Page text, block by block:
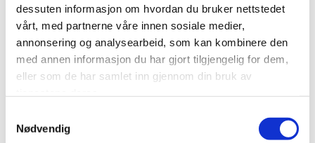
dessuten informasjon om hvordan du bruker nettstedet
vårt, med partnerne våre innen sosiale medier,
annonsering og analysearbeid, som kan kombinere den
med annen informasjon du har gjort tilgjengelig for dem,
eller som de har samlet inn gjennom din bruk av
Nødvendig
deg som bruker aldri kobles sammen med din identitet.
Din IP-adresse lagres av sikkerhetsmessige årsaker bare i
de tilfeller du selv aktivt registrerer deg på nettstedet.
Formål
Utvikle og forbedre nettstedet gjennom å forstå
Beregne og rapportere brukerantall og trafikk.